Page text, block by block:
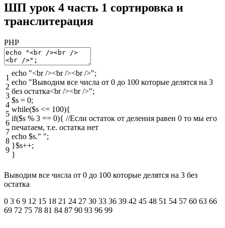
ШП урок 4 часть 1 сортировка и
транслитерация
PHP
1
2
3
4
5
6
7
8
9
echo "<br /><br /><br />";
echo "Выводим все числа от 0 до 100 которые делятся на 3
без остатка<br /><br />";
$s = 0;
while($s <= 100){
if($s % 3 == 0){ //Если остаток от деления равен 0 то мы его
печатаем, т.е. остатка нет
echo $s." ";
}$s++;
}
Выводим все числа от 0 до 100 которые делятся на 3 без
остатка
0 3 6 9 12 15 18 21 24 27 30 33 36 39 42 45 48 51 54 57 60 63 66
69 72 75 78 81 84 87 90 93 96 99